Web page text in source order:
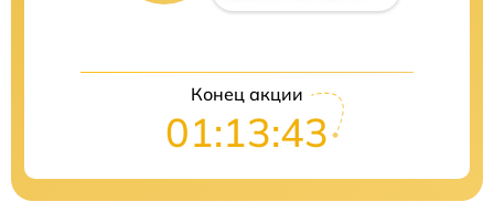
Конец акции
01:13:42